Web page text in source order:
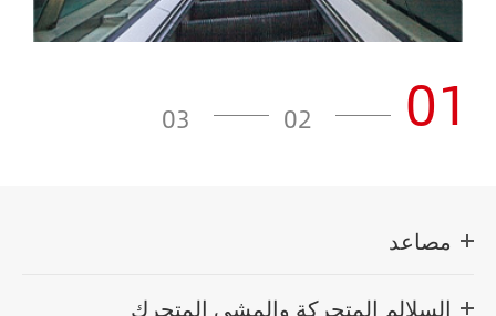
01
02
03
مصاعد
السلالم المتحركة والمشي المتحرك